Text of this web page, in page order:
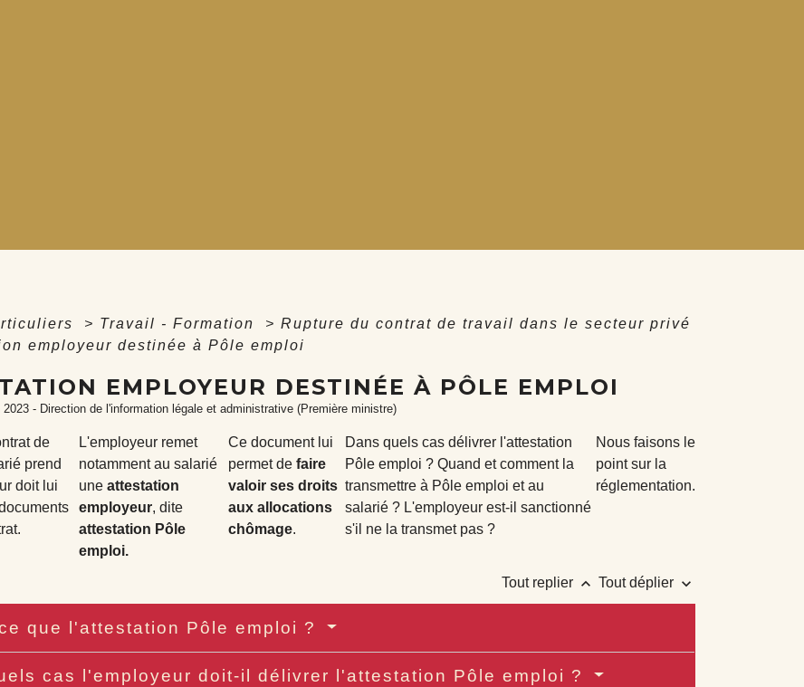
> Travail - Formation > Rupture du contrat de travail dans le secteur privé
employeur destinée à Pôle emploi
EMPLOYEUR DESTINÉE À PÔLE EMPLOI
- Direction de l'information légale et administrative (Première ministre)
de
prend
doit lui
L'employeur remet
notamment au salarié
uneattestation
employeur, dite
attestation Pôle
emploi.
Ce document lui
permet defaire
valoir ses droits
aux allocations
chômage.
Dans quels cas délivrer l'attestation
Pôle emploi ? Quand et comment la
transmettre à Pôle emploi et au
salarié ? L'employeur est-il sanctionné
s'il ne la transmet pas ?
Nous faisons le
point sur la
réglementation.
Tout replier keyboard_arrow_up Tout déplier keyboard_arrow_down
que l'attestation Pôle emploi ?
cas l'employeur doit-il délivrer l'attestation Pôle emploi ?